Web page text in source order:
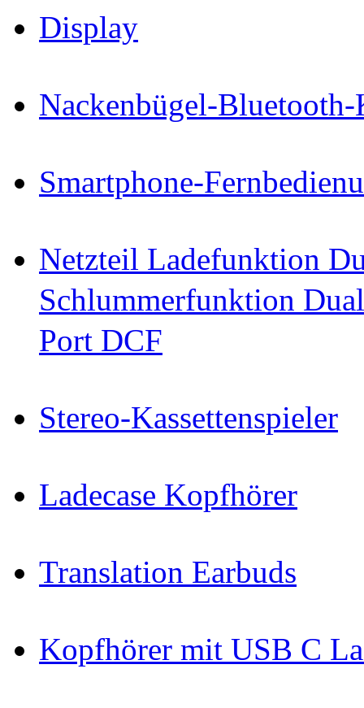
Display
Nackenbügel-
Smartphone-
Netzteil Ladefunktion
Schlummerfunktion
Port DCF
Stereo-Kassettenspieler
Ladecase Kopfhörer
Translation Earbuds
Kopfhörer mit USB C